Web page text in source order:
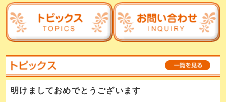
明けましておめでとうございます